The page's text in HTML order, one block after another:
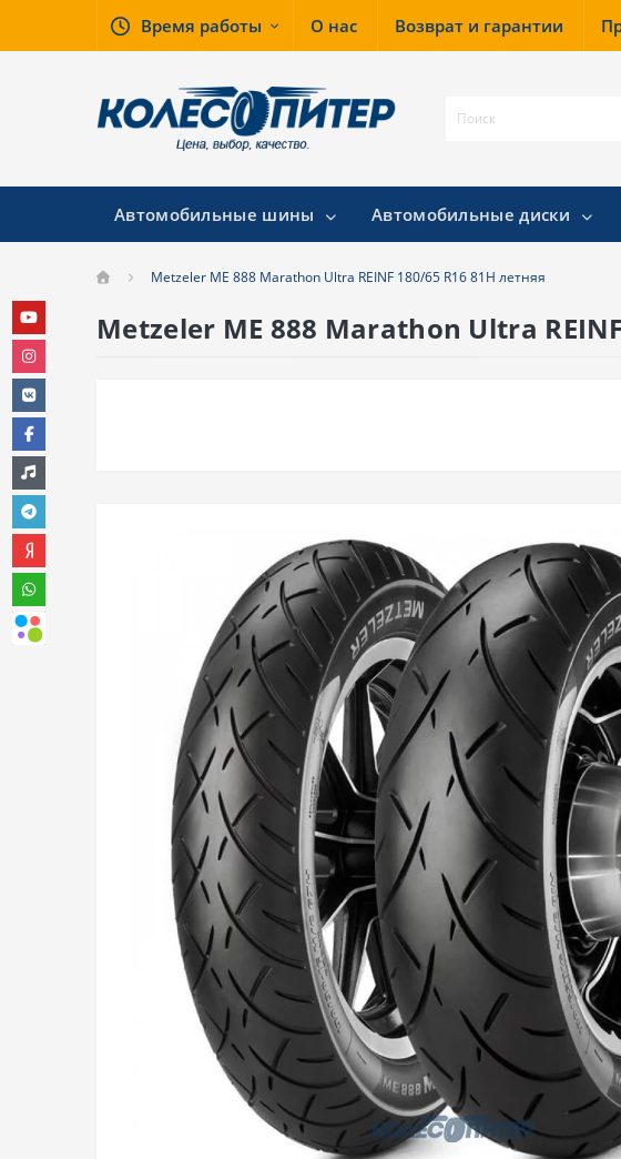
Время работы О нас Возврат и гарантии
Автомобильные шины Автомобильные диски
Metzeler ME 888 Marathon Ultra REINF 180/65 R16 81H летняя
Metzeler ME 888 Marathon Ultra